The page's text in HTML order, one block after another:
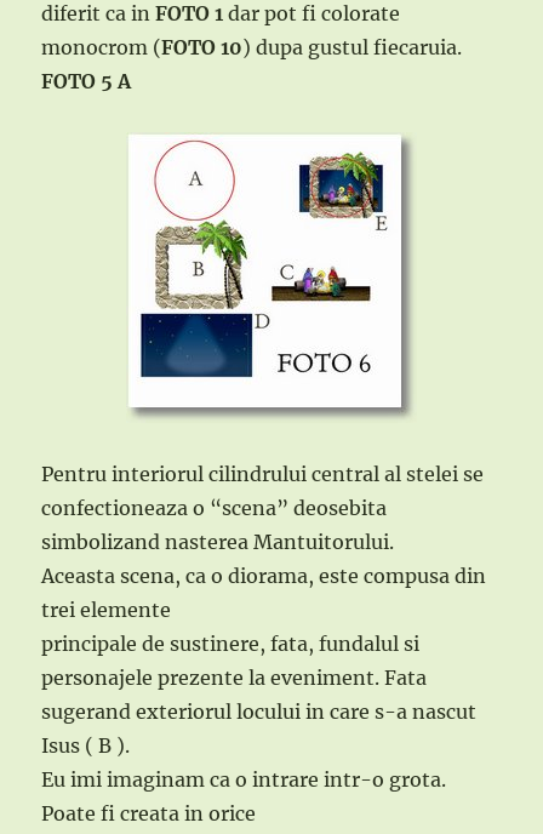
diferit ca inFOTO 1 dar pot fi colorate
monocrom (FOTO 10) dupa gustul fiecaruia.
FOTO 5 A
Pentru interiorul cilindrului central al stelei se
confectioneaza o “scena” deosebita
simbolizand nasterea Mantuitorului.
Aceasta scena, ca o diorama, este compusa din
trei elemente
principale de sustinere, fata, fundalul si
personajele prezente la eveniment. Fata
sugerand exteriorul locului in care s-a nascut
Isus ( B ).
Eu imi imaginam ca o intrare intr-o grota.
Poate fi creata in orice